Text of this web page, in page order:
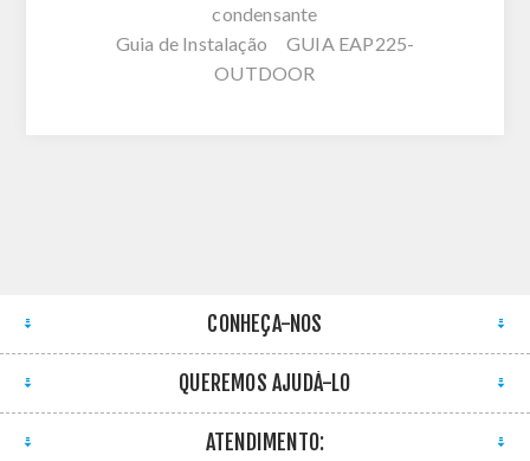
condensante
Guia de Instalação GUIA EAP225-
OUTDOOR
CONHEÇA-NOS
QUEREMOS AJUDÁ-LO
ATENDIMENTO: